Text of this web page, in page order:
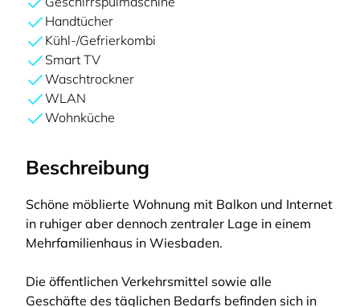
Handtücher
Kühl-/Gefrierkombi
Smart TV
Waschtrockner
WLAN
Wohnküche
Beschreibung
Schöne möblierte Wohnung mit Balkon und Internet
in ruhiger aber dennoch zentraler Lage in einem
Mehrfamilienhaus in Wiesbaden.
Die öffentlichen Verkehrsmittel sowie alle
Geschäfte des täglichen Bedarfs befinden sich in